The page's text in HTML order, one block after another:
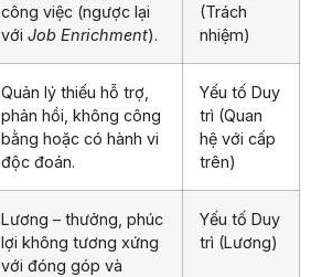
công việc (ngược lại
với Job Enrichment).
(Trách
nhiệm)
Quản lý thiếu hỗ trợ,
phản hồi, không công
bằng hoặc có hành vi
độc đoán.
Yếu tố Duy
trì (Quan
hệ với cấp
trên)
Lương – thưởng, phúc
lợi không tương xứng
với đóng góp và
Yếu tố Duy
trì (Lương)